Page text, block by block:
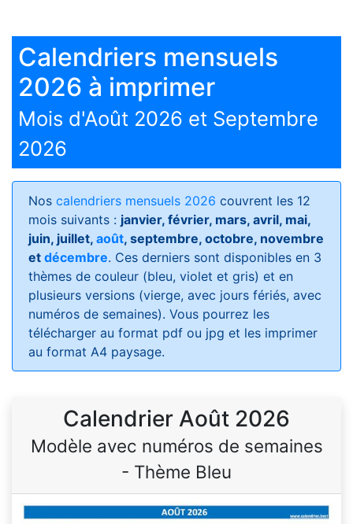
Calendriers mensuels
2026 à imprimer
Mois d'Août 2026 et Septembre
2026
Nos calendriers mensuels 2026 couvrent les 12
mois suivants : janvier, février, mars, avril, mai,
juin, juillet, août, septembre, octobre, novembre
et décembre. Ces derniers sont disponibles en 3
thèmes de couleur (bleu, violet et gris) et en
plusieurs versions (vierge, avec jours fériés, avec
numéros de semaines). Vous pourrez les
télécharger au format pdf ou jpg et les imprimer
au format A4 paysage.
Calendrier Août 2026
Modèle avec numéros de semaines
- Thème Bleu